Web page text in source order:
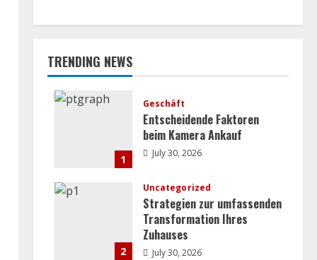
TRENDING NEWS
1
Geschäft
Entscheidende Faktoren
beim Kamera Ankauf
July 30, 2026
2
Uncategorized
Strategien zur umfassenden
Transformation Ihres
Zuhauses
July 30, 2026